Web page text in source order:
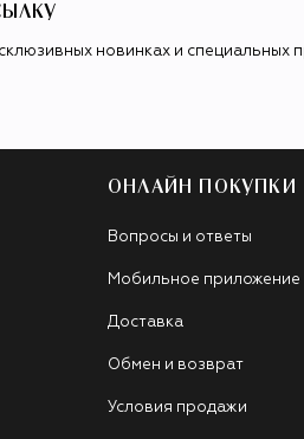
новинках и специальных
ОНЛАЙН ПОКУПКИ
Вопросы и ответы
Мобильное приложение
Доставка
Обмен и возврат
Условия продажи